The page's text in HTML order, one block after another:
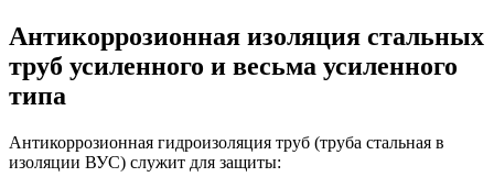
Антикоррозионная изоляция стальных
труб усиленного и весьма усиленного
типа
Антикоррозионная гидроизоляция труб (труба стальная в
изоляции ВУС) служит для защиты: